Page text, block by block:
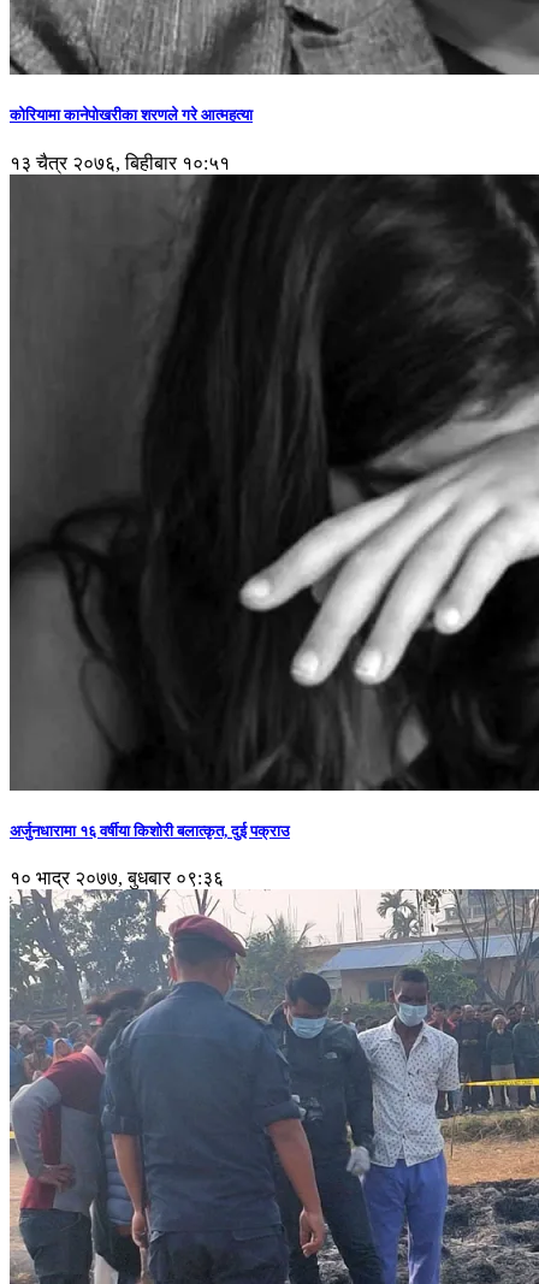
कोरियामा कानेपोखरीका शरणले गरे आत्महत्या
१३ चैत्र २०७६, बिहीबार १०:५१
अर्जुनधारामा १६ वर्षीया किशोरी बलात्कृत, दुई पक्राउ
१० भाद्र २०७७, बुधबार ०९:३६